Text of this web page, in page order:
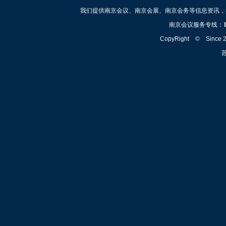
我们提供南京会议、南京会展、南京会务等信息资讯
南京会议服务专线：
CopyRight © Since